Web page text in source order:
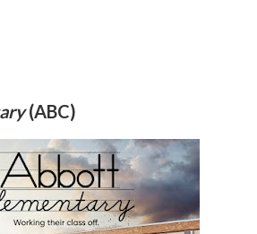
(ABC)